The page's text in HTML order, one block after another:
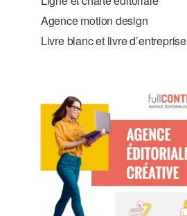
Agence motion design
Livre blanc et livre d’entreprise